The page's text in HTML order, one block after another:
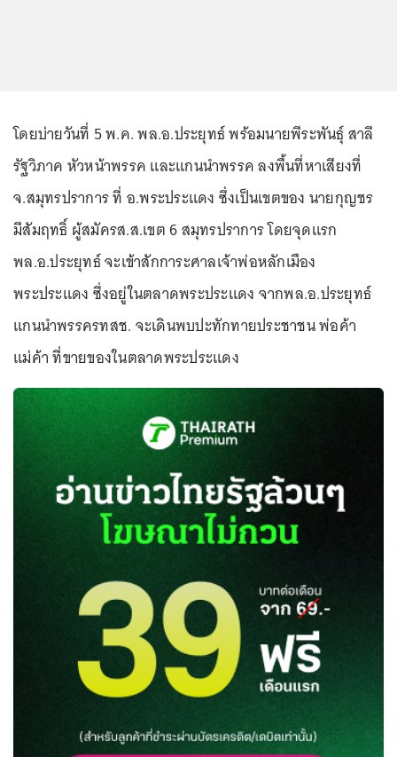
โดยบ่ายวันที่ 5 พ.ค. พล.อ.ประยุทธ์ พร้อมนายพีระพันธุ์ สาลี
รัฐวิภาค หัวหน้าพรรค และแกนนำพรรค ลงพื้นที่หาเสียงที่
จ.สมุทรปราการ ที่ อ.พระประแดง ซึ่งเป็นเขตของ นายกุญชร
มีสัมฤทธิ์ ผู้สมัครส.ส.เขต 6 สมุทรปราการ โดยจุดแรก
พล.อ.ประยุทธ์ จะเข้าสักการะศาลเจ้าพ่อหลักเมือง
พระประแดง ซึ่งอยู่ในตลาดพระประแดง จากพล.อ.ประยุทธ์
แกนนำพรรครทสช. จะเดินพบปะทักทายประชาชน พ่อค้า
แม่ค้า ที่ขายของในตลาดพระประแดง